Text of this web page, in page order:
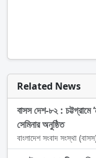
Related News
বাসস দেশ-৮২ : চট্টগ্রামে
সেমিনার অনুষ্ঠিত
বাংলাদেশ সংবাদ সংস্থা